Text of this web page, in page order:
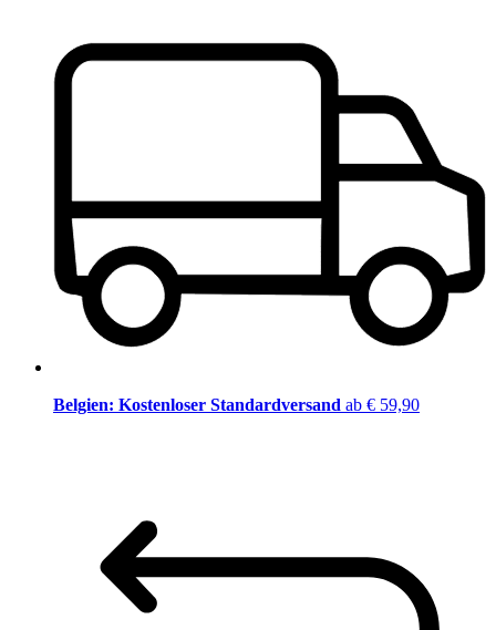
Belgien: Kostenloser Standardversand ab € 59,90